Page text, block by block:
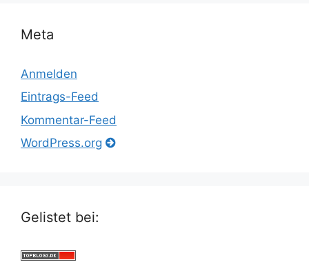
Meta
Anmelden
Eintrags-Feed
Kommentar-Feed
WordPress.org
Gelistet bei: